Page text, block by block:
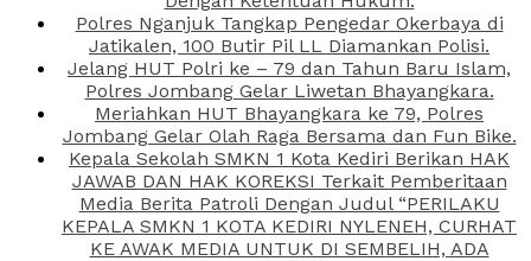
Polres Nganjuk Tangkap Pengedar Okerbaya di
Jatikalen, 100 Butir Pil LL Diamankan Polisi.
Jelang HUT Polri ke – 79 dan Tahun Baru Islam,
Polres Jombang Gelar Liwetan Bhayangkara.
Meriahkan HUT Bhayangkara ke 79, Polres
Jombang Gelar Olah Raga Bersama dan Fun Bike.
Kepala Sekolah SMKN 1 Kota Kediri Berikan HAK
JAWAB DAN HAK KOREKSI Terkait Pemberitaan
Media Berita Patroli Dengan Judul “PERILAKU
KEPALA SMKN 1 KOTA KEDIRI NYLENEH, CURHAT
KE AWAK MEDIA UNTUK DI SEMBELIH, ADA